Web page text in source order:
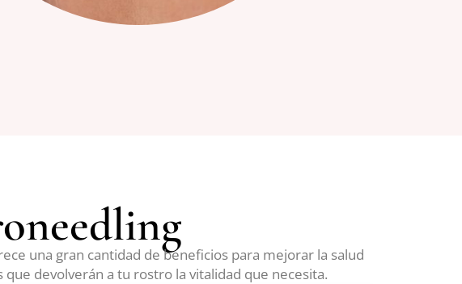
una gran cantidad de beneficios para mejorar la salud
devolverán a tu rostro la vitalidad que necesita.